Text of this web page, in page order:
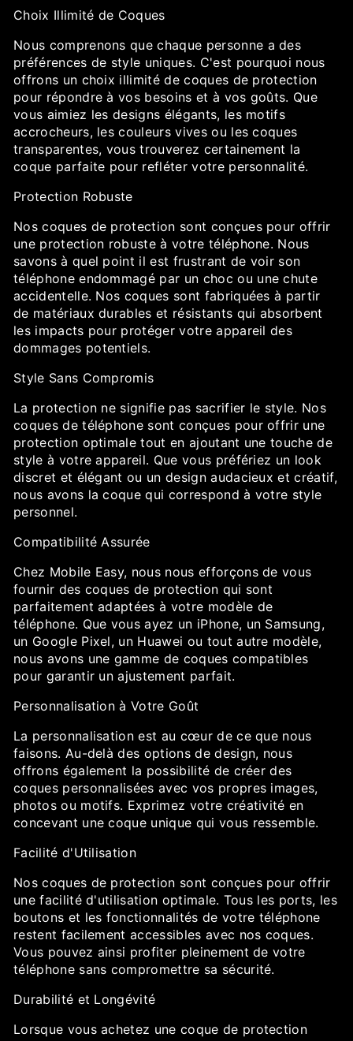
Choix Illimité de Coques
Nous comprenons que chaque personne a des
préférences de style uniques. C'est pourquoi nous
offrons un choix illimité de coques de protection
pour répondre à vos besoins et à vos goûts. Que
vous aimiez les designs élégants, les motifs
accrocheurs, les couleurs vives ou les coques
transparentes, vous trouverez certainement la
coque parfaite pour refléter votre personnalité.
Protection Robuste
Nos coques de protection sont conçues pour offrir
une protection robuste à votre téléphone. Nous
savons à quel point il est frustrant de voir son
téléphone endommagé par un choc ou une chute
accidentelle. Nos coques sont fabriquées à partir
de matériaux durables et résistants qui absorbent
les impacts pour protéger votre appareil des
dommages potentiels.
Style Sans Compromis
La protection ne signifie pas sacrifier le style. Nos
coques de téléphone sont conçues pour offrir une
protection optimale tout en ajoutant une touche de
style à votre appareil. Que vous préfériez un look
discret et élégant ou un design audacieux et créatif,
nous avons la coque qui correspond à votre style
personnel.
Compatibilité Assurée
Chez Mobile Easy, nous nous efforçons de vous
fournir des coques de protection qui sont
parfaitement adaptées à votre modèle de
téléphone. Que vous ayez un iPhone, un Samsung,
un Google Pixel, un Huawei ou tout autre modèle,
nous avons une gamme de coques compatibles
pour garantir un ajustement parfait.
Personnalisation à Votre Goût
La personnalisation est au cœur de ce que nous
faisons. Au-delà des options de design, nous
offrons également la possibilité de créer des
coques personnalisées avec vos propres images,
photos ou motifs. Exprimez votre créativité en
concevant une coque unique qui vous ressemble.
Facilité d'Utilisation
Nos coques de protection sont conçues pour offrir
une facilité d'utilisation optimale. Tous les ports, les
boutons et les fonctionnalités de votre téléphone
restent facilement accessibles avec nos coques.
Vous pouvez ainsi profiter pleinement de votre
téléphone sans compromettre sa sécurité.
Durabilité et Longévité
Lorsque vous achetez une coque de protection